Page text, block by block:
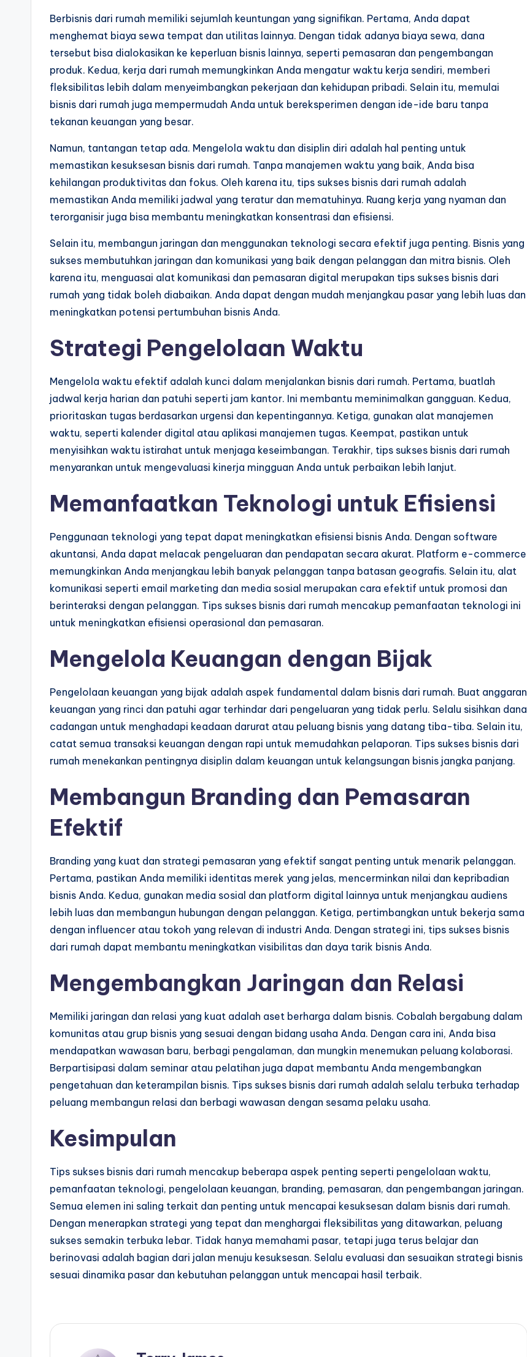
Berbisnis dari rumah memiliki sejumlah keuntungan yang signifikan. Pertama, Anda dapat
menghemat biaya sewa tempat dan utilitas lainnya. Dengan tidak adanya biaya sewa, dana
tersebut bisa dialokasikan ke keperluan bisnis lainnya, seperti pemasaran dan pengembangan
produk. Kedua, kerja dari rumah memungkinkan Anda mengatur waktu kerja sendiri, memberi
fleksibilitas lebih dalam menyeimbangkan pekerjaan dan kehidupan pribadi. Selain itu, memulai
bisnis dari rumah juga mempermudah Anda untuk bereksperimen dengan ide-ide baru tanpa
tekanan keuangan yang besar.
Namun, tantangan tetap ada. Mengelola waktu dan disiplin diri adalah hal penting untuk
memastikan kesuksesan bisnis dari rumah. Tanpa manajemen waktu yang baik, Anda bisa
kehilangan produktivitas dan fokus. Oleh karena itu, tips sukses bisnis dari rumah adalah
memastikan Anda memiliki jadwal yang teratur dan mematuhinya. Ruang kerja yang nyaman dan
terorganisir juga bisa membantu meningkatkan konsentrasi dan efisiensi.
Selain itu, membangun jaringan dan menggunakan teknologi secara efektif juga penting. Bisnis yang
sukses membutuhkan jaringan dan komunikasi yang baik dengan pelanggan dan mitra bisnis. Oleh
karena itu, menguasai alat komunikasi dan pemasaran digital merupakan tips sukses bisnis dari
rumah yang tidak boleh diabaikan. Anda dapat dengan mudah menjangkau pasar yang lebih luas dan
meningkatkan potensi pertumbuhan bisnis Anda.
Strategi Pengelolaan Waktu
Mengelola waktu efektif adalah kunci dalam menjalankan bisnis dari rumah. Pertama, buatlah
jadwal kerja harian dan patuhi seperti jam kantor. Ini membantu meminimalkan gangguan. Kedua,
prioritaskan tugas berdasarkan urgensi dan kepentingannya. Ketiga, gunakan alat manajemen
waktu, seperti kalender digital atau aplikasi manajemen tugas. Keempat, pastikan untuk
menyisihkan waktu istirahat untuk menjaga keseimbangan. Terakhir, tips sukses bisnis dari rumah
menyarankan untuk mengevaluasi kinerja mingguan Anda untuk perbaikan lebih lanjut.
Memanfaatkan Teknologi untuk Efisiensi
Penggunaan teknologi yang tepat dapat meningkatkan efisiensi bisnis Anda. Dengan software
akuntansi, Anda dapat melacak pengeluaran dan pendapatan secara akurat. Platform e-commerce
memungkinkan Anda menjangkau lebih banyak pelanggan tanpa batasan geografis. Selain itu, alat
komunikasi seperti email marketing dan media sosial merupakan cara efektif untuk promosi dan
berinteraksi dengan pelanggan. Tips sukses bisnis dari rumah mencakup pemanfaatan teknologi ini
untuk meningkatkan efisiensi operasional dan pemasaran.
Mengelola Keuangan dengan Bijak
Pengelolaan keuangan yang bijak adalah aspek fundamental dalam bisnis dari rumah. Buat anggaran
keuangan yang rinci dan patuhi agar terhindar dari pengeluaran yang tidak perlu. Selalu sisihkan dana
cadangan untuk menghadapi keadaan darurat atau peluang bisnis yang datang tiba-tiba. Selain itu,
catat semua transaksi keuangan dengan rapi untuk memudahkan pelaporan. Tips sukses bisnis dari
rumah menekankan pentingnya disiplin dalam keuangan untuk kelangsungan bisnis jangka panjang.
Membangun Branding dan Pemasaran
Efektif
Branding yang kuat dan strategi pemasaran yang efektif sangat penting untuk menarik pelanggan.
Pertama, pastikan Anda memiliki identitas merek yang jelas, mencerminkan nilai dan kepribadian
bisnis Anda. Kedua, gunakan media sosial dan platform digital lainnya untuk menjangkau audiens
lebih luas dan membangun hubungan dengan pelanggan. Ketiga, pertimbangkan untuk bekerja sama
dengan influencer atau tokoh yang relevan di industri Anda. Dengan strategi ini, tips sukses bisnis
dari rumah dapat membantu meningkatkan visibilitas dan daya tarik bisnis Anda.
Mengembangkan Jaringan dan Relasi
Memiliki jaringan dan relasi yang kuat adalah aset berharga dalam bisnis. Cobalah bergabung dalam
komunitas atau grup bisnis yang sesuai dengan bidang usaha Anda. Dengan cara ini, Anda bisa
mendapatkan wawasan baru, berbagi pengalaman, dan mungkin menemukan peluang kolaborasi.
Berpartisipasi dalam seminar atau pelatihan juga dapat membantu Anda mengembangkan
pengetahuan dan keterampilan bisnis. Tips sukses bisnis dari rumah adalah selalu terbuka terhadap
peluang membangun relasi dan berbagi wawasan dengan sesama pelaku usaha.
Kesimpulan
Tips sukses bisnis dari rumah mencakup beberapa aspek penting seperti pengelolaan waktu,
pemanfaatan teknologi, pengelolaan keuangan, branding, pemasaran, dan pengembangan jaringan.
Semua elemen ini saling terkait dan penting untuk mencapai kesuksesan dalam bisnis dari rumah.
Dengan menerapkan strategi yang tepat dan menghargai fleksibilitas yang ditawarkan, peluang
sukses semakin terbuka lebar. Tidak hanya memahami pasar, tetapi juga terus belajar dan
berinovasi adalah bagian dari jalan menuju kesuksesan. Selalu evaluasi dan sesuaikan strategi bisnis
sesuai dinamika pasar dan kebutuhan pelanggan untuk mencapai hasil terbaik.